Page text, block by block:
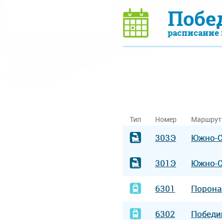
расписание
Тип Номер Маршрут
303Э Южно-
301Э Южно-
6301
6302